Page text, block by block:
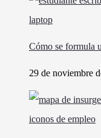
Cómo se formula
29 de noviembre